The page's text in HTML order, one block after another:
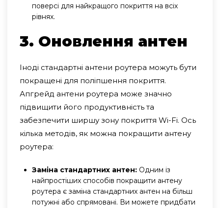
поверсі для найкращого покриття на всіх
рівнях.
3. Оновлення антен
Іноді стандартні антени роутера можуть бути
покращені для поліпшення покриття.
Апгрейд антени роутера може значно
підвищити його продуктивність та
забезпечити ширшу зону покриття Wi-Fi. Ось
кілька методів, як можна покращити антену
роутера:
Заміна стандартних антен: Одним із
найпростіших способів покращити антену
роутера є заміна стандартних антен на більш
потужні або спрямовані. Ви можете придбати